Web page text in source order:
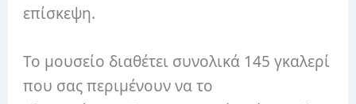
επίσκεψη.
Το μουσείο διαθέτει συνολικά 145 γκαλερί
που σας περιμένουν να το